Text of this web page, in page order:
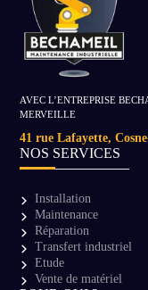
AVEC L’ENTREPRISE
MERVEILLE
41 rue Lafayette,
NOS SERVICES
Installation
Maintenance
Réparation
Transfert industriel
Etude
Vente de matériel